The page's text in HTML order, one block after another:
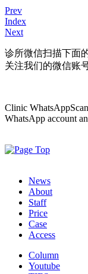
Prev
Index
Next
诊所微信扫描下面
关注我们的微信账
Clinic WhatsApp
WhatsApp account
News
About
Staff
Price
Case
Access
Column
Youtube